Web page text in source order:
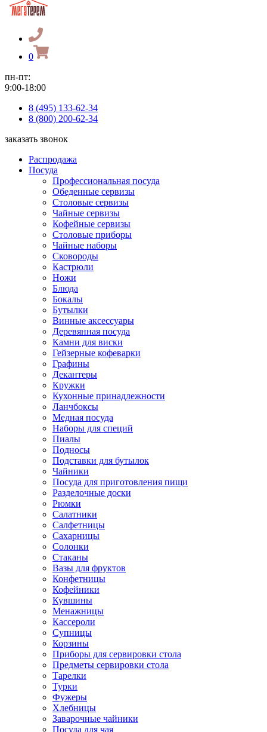
0
пн-пт:
9:00-18:00
8 (495) 133-62-34
8 (800) 200-62-34
заказать звонок
Распродажа
Посуда
Профессиональная посуда
Обеденные сервизы
Столовые сервизы
Чайные сервизы
Кофейные сервизы
Столовые приборы
Чайные наборы
Сковороды
Кастрюли
Ножи
Блюда
Бокалы
Бутылки
Винные аксессуары
Деревянная посуда
Камни для виски
Гейзерные кофеварки
Графины
Декантеры
Кружки
Кухонные принадлежности
Ланчбоксы
Медная посуда
Наборы для специй
Пиалы
Подносы
Подставки для бутылок
Чайники
Посуда для приготовления пищи
Разделочные доски
Рюмки
Салатники
Салфетницы
Сахарницы
Солонки
Стаканы
Вазы для фруктов
Конфетницы
Кофейники
Кувшины
Менажницы
Кассероли
Супницы
Корзины
Приборы для сервировки стола
Предметы сервировки стола
Тарелки
Турки
Фужеры
Хлебницы
Заварочные чайники
Посуда для чая